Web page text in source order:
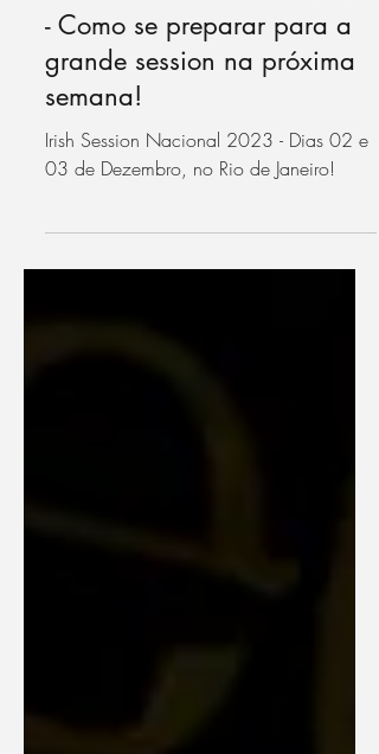
29 de nov. de 2023
12 min de leitura
Irish Session Nacional 2023
- Como se preparar para a
grande session na próxima
semana!
03 de Dezembro, no Rio de Janeiro!